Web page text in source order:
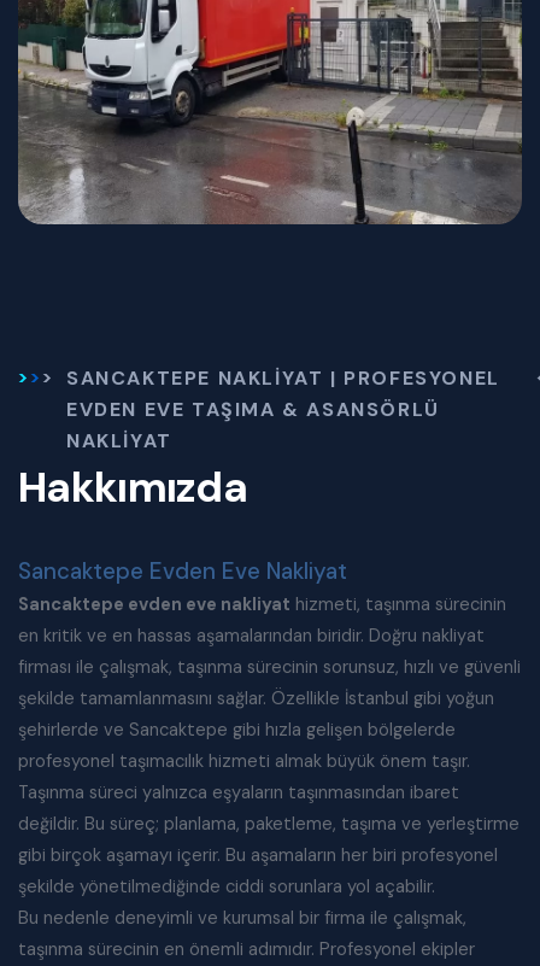
SANCAKTEPE NAKLIYAT | PROFESYONEL
EVDEN EVE TAŞIMA & ASANSÖRLÜ
NAKLIYAT
Hakkımızda
Sancaktepe Evden Eve Nakliyat
Sancaktepe evden eve nakliyat hizmeti, taşınma sürecinin
en kritik ve en hassas aşamalarından biridir. Doğru nakliyat
firması ile çalışmak, taşınma sürecinin sorunsuz, hızlı ve güvenli
şekilde tamamlanmasını sağlar. Özellikle İstanbul gibi yoğun
şehirlerde ve Sancaktepe gibi hızla gelişen bölgelerde
profesyonel taşımacılık hizmeti almak büyük önem taşır.
Taşınma süreci yalnızca eşyaların taşınmasından ibaret
değildir. Bu süreç; planlama, paketleme, taşıma ve yerleştirme
gibi birçok aşamayı içerir. Bu aşamaların her biri profesyonel
şekilde yönetilmediğinde ciddi sorunlara yol açabilir.
Bu nedenle deneyimli ve kurumsal bir firma ile çalışmak,
taşınma sürecinin en önemli adımıdır. Profesyonel ekipler